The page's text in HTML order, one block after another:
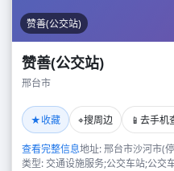
赞善(公交站)
赞善(公交站)
邢台市
★收藏 ⌖搜周边 📱 去手机
查看完整信息地址: 邢台市沙河市(
类型: 交通设施服务;公交车站;公交